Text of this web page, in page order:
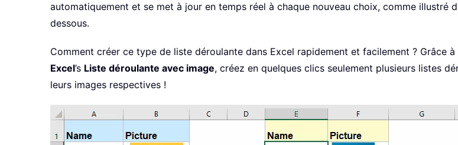
automatiquement et se met à jour en temps réel à chaque nouveau choix, comme illustré
dessous.
Comment créer ce type de liste déroulante dans Excel rapidement et facilement ? Grâce
Excel’s Liste déroulante avec image, créez en quelques clics seulement plusieurs listes
leurs images respectives !